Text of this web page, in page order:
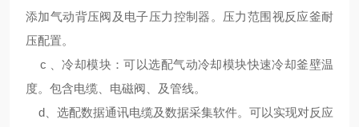
添加气动背压阀及电子压力控制器。压力范围视反应釜耐
压配置。
c 、冷却模块：可以选配气动冷却模块快速冷却釜壁温
度。包含电缆、电磁阀、及管线。
d、选配数据通讯电缆及数据采集软件。可以实现对反应